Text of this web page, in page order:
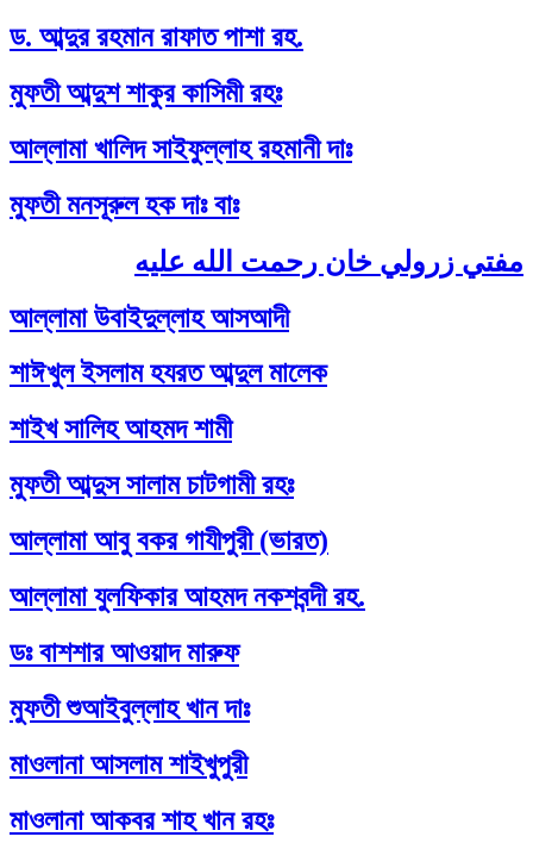
ড. আব্দুর রহমান রাফাত পাশা রহ.
মুফতী আব্দুশ শাকুর কাসিমী রহঃ
আল্লামা খালিদ সাইফুল্লাহ রহমানী দাঃ
মুফতী মনসূরুল হক দাঃ বাঃ
مفتي زرولي خان رحمت الله عليه
আল্লামা উবাইদুল্লাহ আসআদী
শাঈখুল ইসলাম হযরত আব্দুল মালেক
শাইখ সালিহ আহমদ শামী
মুফতী আব্দুস সালাম চাটগামী রহঃ
আল্লামা আবু বকর গাযীপুরী (ভারত)
আল্লামা যুলফিকার আহমদ নকশবন্দী রহ.
ডঃ বাশশার আওয়াদ মারুফ
মুফতী শুআইবুল্লাহ খান দাঃ
মাওলানা আসলাম শাইখুপুরী
মাওলানা আকবর শাহ খান রহঃ